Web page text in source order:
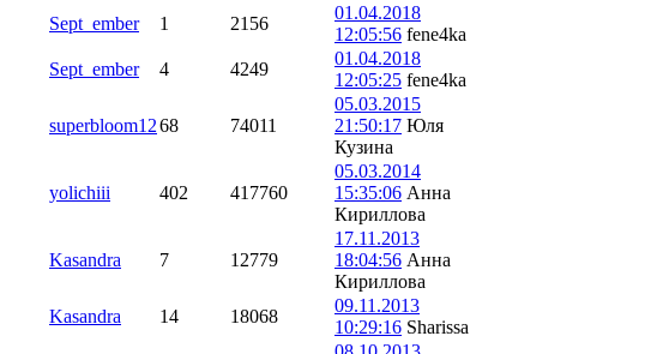
Sept_ember 1 2156
01.04.2018
12:05:56 fene4ka
Sept_ember 4 4249
01.04.2018
12:05:25 fene4ka
superbloom1268 74011
05.03.2015
21:50:17 Юля
Кузина
yolichiii 402 417760
05.03.2014
15:35:06 Анна
Кириллова
Kasandra 7 12779
17.11.2013
18:04:56 Анна
Кириллова
Kasandra 14 18068
09.11.2013
10:29:16 Sharissa